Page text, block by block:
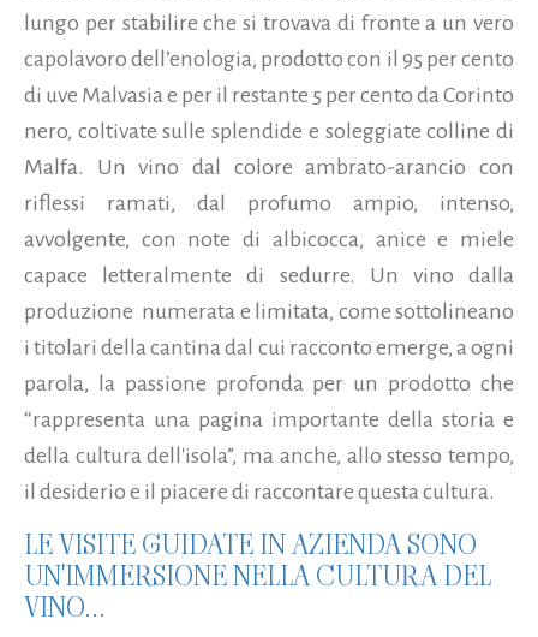
lungo per stabilire che si trovava di fronte a un vero
capolavoro dell’enologia, prodotto con il 95 per cento
di uve Malvasia e per il restante 5 per cento da Corinto
nero, coltivate sulle splendide e soleggiate colline di
Malfa. Un vino dal colore ambrato-arancio con
riflessi ramati, dal profumo ampio, intenso,
avvolgente, con note di albicocca, anice e miele
capace letteralmente di sedurre. Un vino dalla
produzione numerata e limitata, come sottolineano
i titolari della cantina dal cui racconto emerge, a ogni
parola, la passione profonda per un prodotto che
“rappresenta una pagina importante della storia e
della cultura dell'isola”, ma anche, allo stesso tempo,
il desiderio e il piacere di raccontare questa cultura.
LE VISITE GUIDATE IN AZIENDA SONO
UN'IMMERSIONE NELLA CULTURA DEL
VINO...